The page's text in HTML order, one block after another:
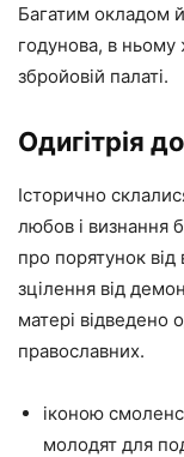
Багатим окладом
годунова, в ньому
збройовій палаті.
Одигітрія
Історично
любов і визнання
про порятунок
зцілення від
матері відведено
православних.
іконою
молодят для